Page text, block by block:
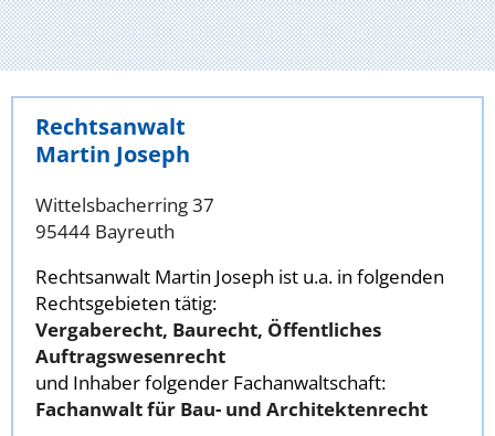
Rechtsanwalt
Martin Joseph
Wittelsbacherring 37
95444 Bayreuth
Rechtsanwalt Martin Joseph ist u.a. in folgenden
Rechtsgebieten tätig:
Vergaberecht, Baurecht, Öffentliches
Auftragswesenrecht
und Inhaber folgender Fachanwaltschaft:
Fachanwalt für Bau- und Architektenrecht